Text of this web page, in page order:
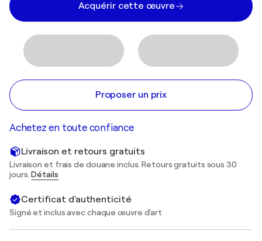
Acquérir cette œuvre
Proposer un prix
Achetez en toute confiance
Livraison et retours gratuits
Livraison et frais de douane inclus. Retours gratuits sous 30
jours.Détails
Certificat d'authenticité
Signé et inclus avec chaque œuvre d'art